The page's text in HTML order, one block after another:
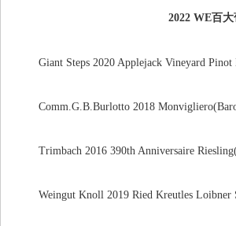
2022 WE百
Giant Steps 2020 Applejack Vineyard Pinot
Comm.G.B.Burlotto 2018
Trimbach 2016 390th Anniversaire
Weingut Knoll 2019 Ried Kreutles Loibner